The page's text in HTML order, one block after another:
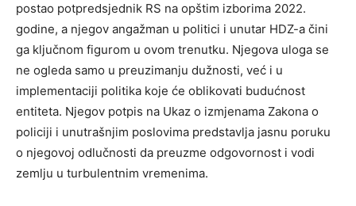
postao potpredsjednik RS na opštim izborima 2022.
godine, a njegov angažman u politici i unutar HDZ-a čini
ga ključnom figurom u ovom trenutku. Njegova uloga se
ne ogleda samo u preuzimanju dužnosti, već i u
implementaciji politika koje će oblikovati budućnost
entiteta. Njegov potpis na Ukaz o izmjenama Zakona o
policiji i unutrašnjim poslovima predstavlja jasnu poruku
o njegovoj odlučnosti da preuzme odgovornost i vodi
zemlju u turbulentnim vremenima.